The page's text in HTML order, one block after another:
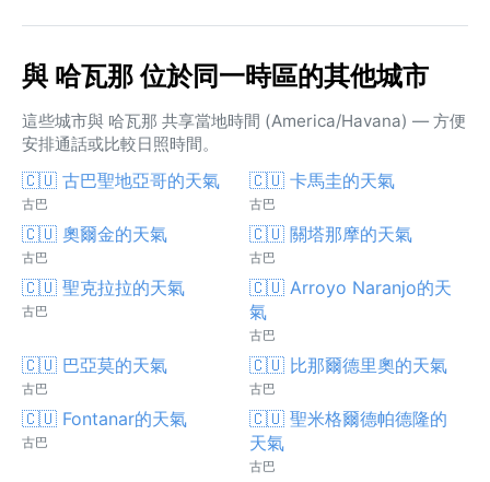
與 哈瓦那 位於同一時區的其他城市
這些城市與 哈瓦那 共享當地時間 (America/Havana) — 方便
安排通話或比較日照時間。
🇨🇺 古巴聖地亞哥的天氣
古巴
🇨🇺 卡馬圭的天氣
古巴
🇨🇺 奧爾金的天氣
古巴
🇨🇺 關塔那摩的天氣
古巴
🇨🇺 聖克拉拉的天氣
古巴
🇨🇺 Arroyo Naranjo的天
氣
古巴
🇨🇺 巴亞莫的天氣
古巴
🇨🇺 比那爾德里奧的天氣
古巴
🇨🇺 Fontanar的天氣
古巴
🇨🇺 聖米格爾德帕德隆的
天氣
古巴